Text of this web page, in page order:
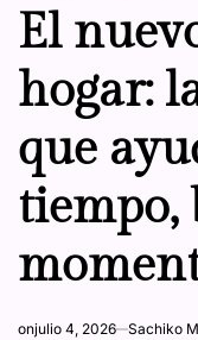
IN
El
hogar:
que
tiempo,
onjulio 4, 2026 Sachiko